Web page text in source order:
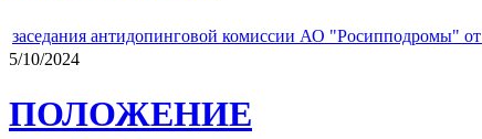
заседания антидопинговой комиссии АО "Росипподромы" от
5/10/2024
ПОЛОЖЕНИЕ